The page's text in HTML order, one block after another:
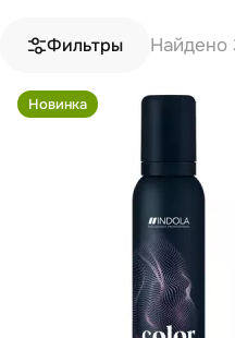
Фильтры Найдено
Новинка